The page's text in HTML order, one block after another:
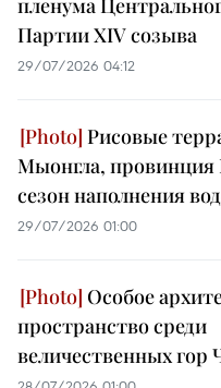
пленума
Партии XIV созыва
29/07/2026 04:12
Рисовые
Мыонгла,
сезон наполнения
29/07/2026 01:00
Особое
пространство среди
величественных